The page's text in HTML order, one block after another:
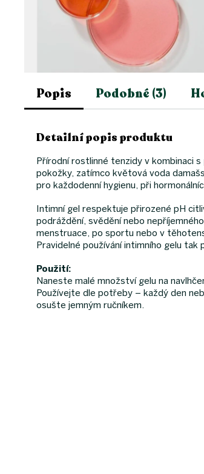
Popis Podobné (3)
Detailní popis produktu
Přírodní rostlinné tenzidy v kombinaci s
pokožky, zatímco květová voda
pro každodenní hygienu, při
Intimní gel respektuje přirozené pH
podráždění, svědění nebo
menstruace, po sportu nebo v
Pravidelné používání intimního gelu
Použití:
Naneste malé množství gelu na
Používejte dle potřeby – každý den
osušte jemným ručníkem.